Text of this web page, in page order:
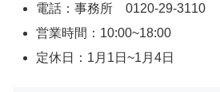
電話：事務所 0120-29-3110
営業時間：10:00~18:00
定休日：1月1日~1月4日